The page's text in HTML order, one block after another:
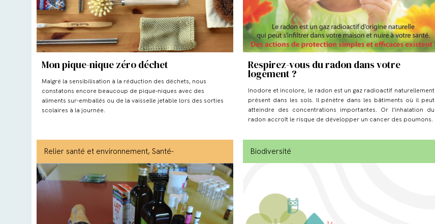
Mon pique-nique zéro déchet
Malgré la sensibilisation à la réduction des déchets, nous
constatons encore beaucoup de pique-niques avec des
aliments sur-emballés ou de la vaisselle jetable lors des sorties
scolaires à la journée.
Respirez-vous du radon dans votre
logement ?
Inodore et incolore, le radon est un gaz radioactif naturellement
présent dans les sols. Il pénètre dans les bâtiments où il peut
atteindre des concentrations importantes. Or l’inhalation du
radon accroît le risque de développer un cancer des poumons.
Relier santé et environnement, Santé-
environnement, Eau, Déchets
Biodiversité